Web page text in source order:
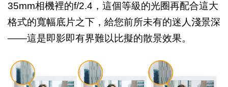
35mm相機裡的f/2.4，這個等級的光圈再配合這大
格式的寬幅底片之下，給您前所未有的迷人淺景深
——這是即影即有界難以比擬的散景效果。